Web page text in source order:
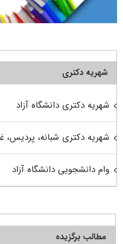
شهریه دکتری
شهریه دکتری دانشگاه آزاد
شهریه دکتری شبانه، پردیس،
وام دانشجویی دانشگاه آزاد
مطالب برگزیده